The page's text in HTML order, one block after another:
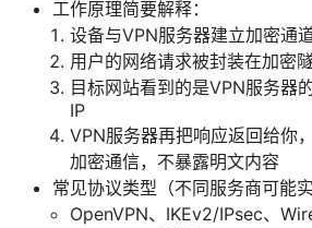
工作原理简要解释：
设备与VPN服务器建立加密通
用户的网络请求被封装在加密
目标网站看到的是VPN服务器
IP
VPN服务器再把响应返回给你
加密通信，不暴露明文内容
常见协议类型（不同服务商可能
OpenVPN、IKEv2/IPsec、